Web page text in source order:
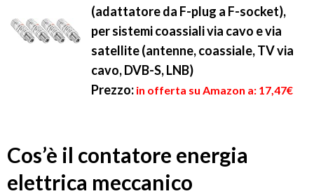
(adattatore da F-plug a F-socket),
per sistemi coassiali via cavo e via
satellite (antenne, coassiale, TV via
cavo, DVB-S, LNB)
Prezzo: in offerta su Amazon a: 17,47€
Cos’è il contatore energia
elettrica meccanico